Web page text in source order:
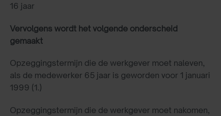
16 jaar
Vervolgens wordt het volgende onderscheid
gemaakt
Opzeggingstermijn die de werkgever moet naleven,
als de medewerker 65 jaar is geworden voor 1 januari
1999 (1.)
Opzeggingstermijn die de werkgever moet nakomen,